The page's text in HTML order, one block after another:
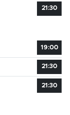
21:30
19:00
21:30
21:30